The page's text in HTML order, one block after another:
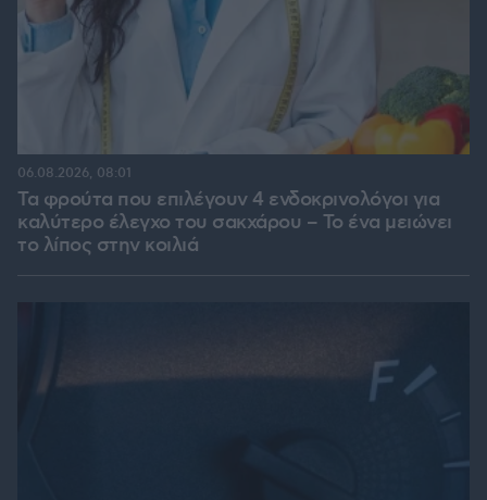
Τα φρούτα που επιλέγουν 4 ενδοκρινολόγοι για
καλύτερο έλεγχο του σακχάρου – Το ένα μειώνει
το λίπος στην κοιλιά
06.08.2026, 08:01